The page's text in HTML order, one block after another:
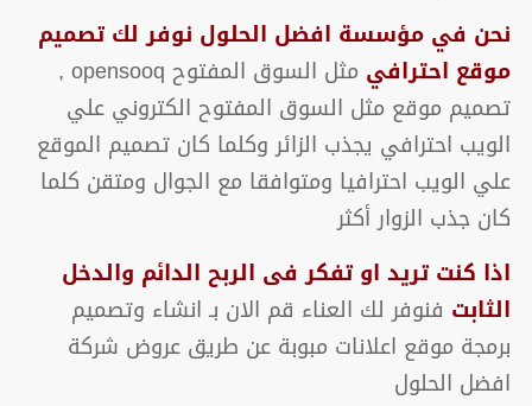
نحن في مؤسسة افضل الحلول نوفر لك تصميم
موقع احترافي
مثل السوق المفتوح opensooq ,
تصميم موقع مثل السوق المفتوح الكتروني علي
الويب احترافي يجذب الزائر وكلما كان تصميم الموقع
علي الويب احترافيا ومتوافقا مع الجوال ومتقن كلما
كان جذب الزوار أكثر
اذا كنت تريد او تفكر فى الربح الدائم والدخل
الثابت فنوفر لك العناء قم الان بـ انشاء وتصميم
برمجة موقع اعلانات مبوبة عن طريق عروض شركة
افضل الحلول